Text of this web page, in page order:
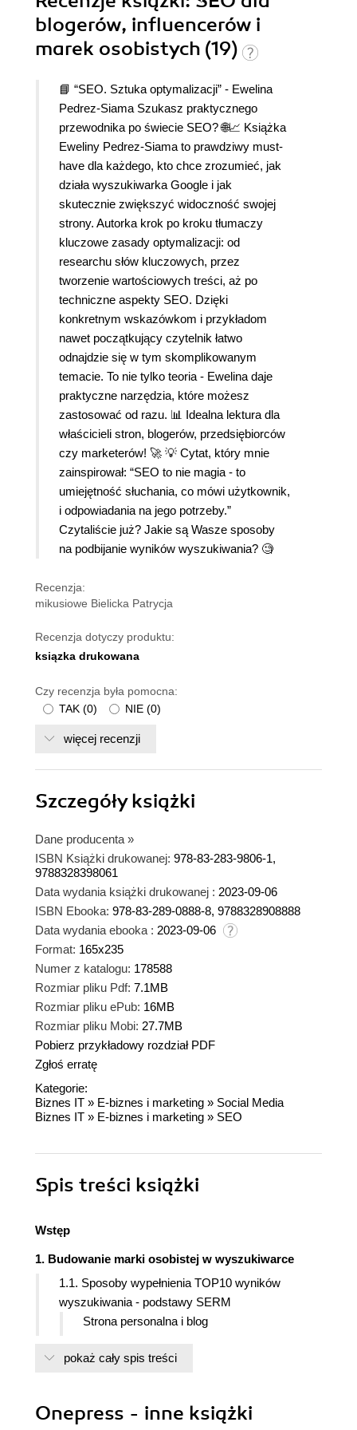
blogerów, influencerów i
marek osobistych (19)
📘 “SEO. Sztuka optymalizacji” - Ewelina
Pedrez-Siama Szukasz praktycznego
przewodnika po świecie SEO? 🌐📈 Książka
Eweliny Pedrez-Siama to prawdziwy must-
have dla każdego, kto chce zrozumieć, jak
działa wyszukiwarka Google i jak
skutecznie zwiększyć widoczność swojej
strony. Autorka krok po kroku tłumaczy
kluczowe zasady optymalizacji: od
researchu słów kluczowych, przez
tworzenie wartościowych treści, aż po
techniczne aspekty SEO. Dzięki
konkretnym wskazówkom i przykładom
nawet początkujący czytelnik łatwo
odnajdzie się w tym skomplikowanym
temacie. To nie tylko teoria - Ewelina daje
praktyczne narzędzia, które możesz
zastosować od razu. 📊 Idealna lektura dla
właścicieli stron, blogerów, przedsiębiorców
czy marketerów! 🚀 💡 Cytat, który mnie
zainspirował: “SEO to nie magia - to
umiejętność słuchania, co mówi użytkownik,
i odpowiadania na jego potrzeby.”
Czytaliście już? Jakie są Wasze sposoby
na podbijanie wyników wyszukiwania? 🧐
Recenzja:
mikusiowe Bielicka Patrycja
Recenzja dotyczy produktu:
ksiązka drukowana
Czy recenzja była pomocna:
TAK (0) NIE (0)
więcej recenzji
Szczegółyksiążki
Dane producenta »
ISBN Książki drukowanej: 978-83-283-9806-1,
9788328398061
Data wydania książki drukowanej : 2023-09-06
ISBN Ebooka: 978-83-289-0888-8, 9788328908888
Data wydania ebooka : 2023-09-06
Format: 165x235
Numer z katalogu: 178588
Rozmiar pliku Pdf: 7.1MB
Rozmiar pliku ePub: 16MB
Rozmiar pliku Mobi: 27.7MB
Pobierz przykładowy rozdział PDF
Zgłoś erratę
Kategorie:
Biznes IT » E-biznes i marketing » Social Media
Biznes IT » E-biznes i marketing » SEO
Spis treści książki
Wstęp
1. Budowanie marki osobistej w wyszukiwarce
1.1. Sposoby wypełnienia TOP10 wyników
wyszukiwania - podstawy SERM
Strona personalna i blog
Profile w mediach społecznościowych
1.2. Monitoring wyników i wzmianek o marce
pokaż cały spis treści
Onepress - inne książki